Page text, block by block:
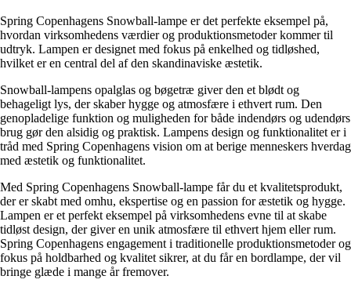
Spring Copenhagens Snowball-lampe er det perfekte eksempel på,
hvordan virksomhedens værdier og produktionsmetoder kommer til
udtryk. Lampen er designet med fokus på enkelhed og tidløshed,
hvilket er en central del af den skandinaviske æstetik.
Snowball-lampens opalglas og bøgetræ giver den et blødt og
behageligt lys, der skaber hygge og atmosfære i ethvert rum. Den
genopladelige funktion og muligheden for både indendørs og udendørs
brug gør den alsidig og praktisk. Lampens design og funktionalitet er i
tråd med Spring Copenhagens vision om at berige menneskers hverdag
med æstetik og funktionalitet.
Med Spring Copenhagens Snowball-lampe får du et kvalitetsprodukt,
der er skabt med omhu, ekspertise og en passion for æstetik og hygge.
Lampen er et perfekt eksempel på virksomhedens evne til at skabe
tidløst design, der giver en unik atmosfære til ethvert hjem eller rum.
Spring Copenhagens engagement i traditionelle produktionsmetoder og
fokus på holdbarhed og kvalitet sikrer, at du får en bordlampe, der vil
bringe glæde i mange år fremover.